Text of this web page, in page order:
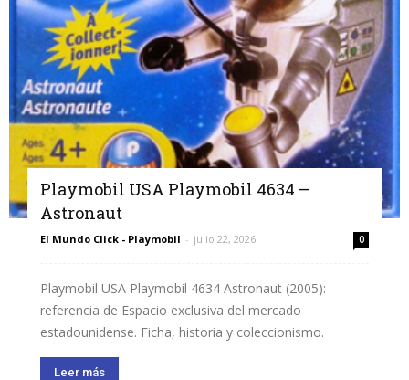
Playmobil USA Playmobil 4634 –
Astronaut
El Mundo Click - Playmobil - julio 22, 2026 0
Playmobil USA Playmobil 4634 Astronaut (2005):
referencia de Espacio exclusiva del mercado
estadounidense. Ficha, historia y coleccionismo.
Leer más